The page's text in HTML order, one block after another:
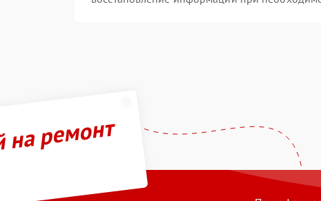
ремонт